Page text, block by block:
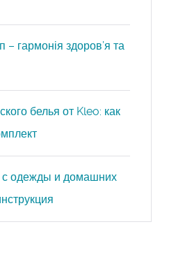
гармонія здоров’я та
белья от Kleo: как
с одежды и домашних